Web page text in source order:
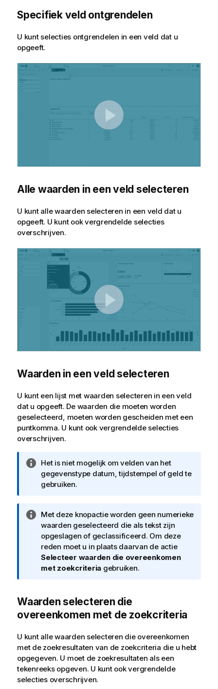
Specifiek veld ontgrendelen
U kunt selecties ontgrendelen in een veld dat u
opgeeft.
Alle waarden in een veld selecteren
U kunt alle waarden selecteren in een veld dat u
opgeeft. U kunt ook vergrendelde selecties
overschrijven.
Waarden in een veld selecteren
U kunt een lijst met waarden selecteren in een veld
dat u opgeeft. De waarden die moeten worden
geselecteerd, moeten worden gescheiden met een
puntkomma. U kunt ook vergrendelde selecties
overschrijven.
I
n
f
m
a
t
i
e
Het is niet mogelijk om velden van het
gegevenstype datum, tijdstempel of geld te
gebruiken.
I
n
f
o
r
m
i
e
Met deze knopactie worden geen numerieke
waarden geselecteerd die als tekst zijn
opgeslagen of geclassificeerd. Om deze
reden moet u in plaats daarvan de actie
Selecteer waarden die overeenkomen
met zoekcriteria gebruiken.
Waarden selecteren die
overeenkomen met de zoekcriteria
U kunt alle waarden selecteren die overeenkomen
met de zoekresultaten van de zoekcriteria die u hebt
opgegeven. U moet de zoekresultaten als een
tekenreeks opgeven. U kunt ook vergrendelde
selecties overschrijven.